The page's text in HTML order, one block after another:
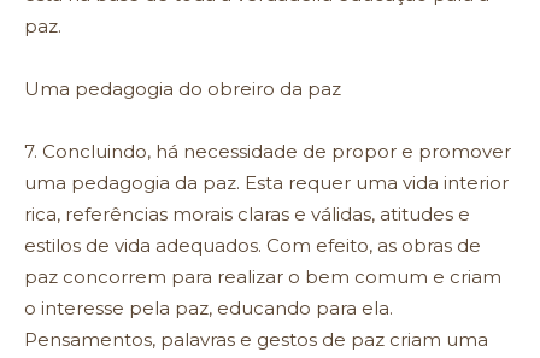
paz.
Uma pedagogia do obreiro da paz
7. Concluindo, há necessidade de propor e promover
uma pedagogia da paz. Esta requer uma vida interior
rica, referências morais claras e válidas, atitudes e
estilos de vida adequados. Com efeito, as obras de
paz concorrem para realizar o bem comum e criam
o interesse pela paz, educando para ela.
Pensamentos, palavras e gestos de paz criam uma